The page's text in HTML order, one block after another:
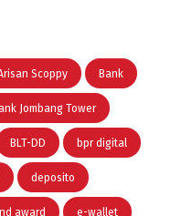
Scoppy Bank
Jombang Tower
BLT-DD bpr digital
deposito
award e-wallet